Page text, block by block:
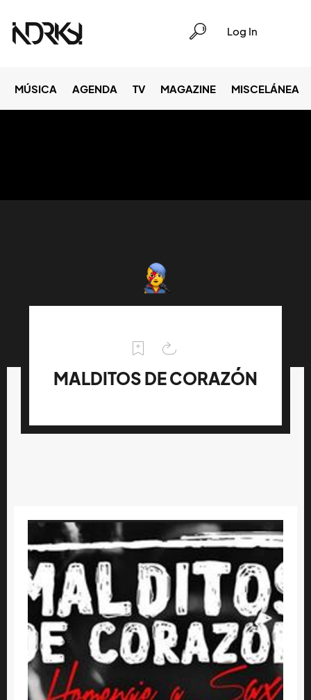
Log In
MÚSICA AGENDA TV MAGAZINE MISCELÁNEA
MALDITOS DE CORAZÓN